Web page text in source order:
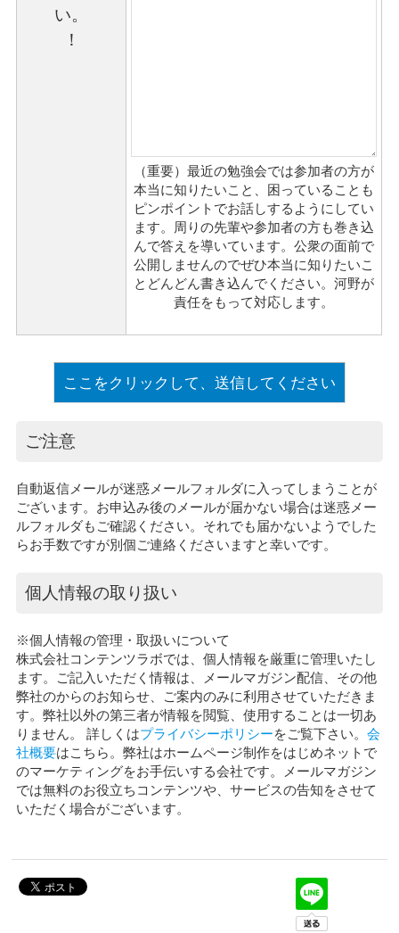
い。
！
（重要）最近の勉強会では参加者の方が
本当に知りたいこと、困っていることも
ピンポイントでお話しするようにしてい
ます。周りの先輩や参加者の方も巻き込
んで答えを導いています。公衆の面前で
公開しませんのでぜひ本当に知りたいこ
とどんどん書き込んでください。河野が
責任をもって対応します。
ご注意
自動返信メールが迷惑メールフォルダに入ってしまうことが
ございます。お申込み後のメールが届かない場合は迷惑メー
ルフォルダもご確認ください。それでも届かないようでした
らお手数ですが別個ご連絡くださいますと幸いです。
個人情報の取り扱い
※個人情報の管理・取扱いについて
株式会社コンテンツラボでは、個人情報を厳重に管理いたし
ます。ご記入いただく情報は、メールマガジン配信、その他
弊社のからのお知らせ、ご案内のみに利用させていただきま
す。弊社以外の第三者が情報を閲覧、使用することは一切あ
りません。 詳しくはプライバシーポリシーをご覧下さい。会
社概要はこちら。弊社はホームページ制作をはじめネットで
のマーケティングをお手伝いする会社です。メールマガジン
では無料のお役立ちコンテンツや、サービスの告知をさせて
いただく場合がございます。